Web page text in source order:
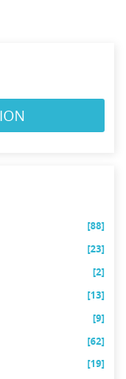
[88]
[23]
[2]
[13]
[9]
[62]
[19]